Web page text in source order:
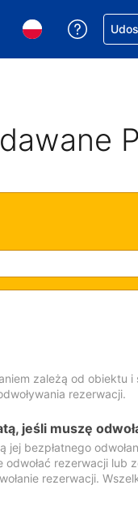
walutę. Wybrana
Wybierz język.
zależą od
rezerwacji.
jeśli muszę
bezpłatnego
rezerwacji lub
rezerwacji.